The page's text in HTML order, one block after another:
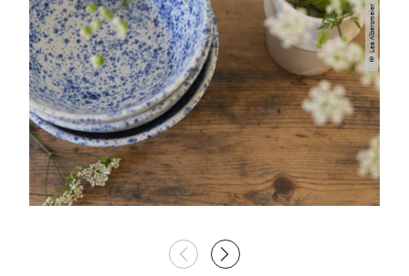
© Lea Albersmeier